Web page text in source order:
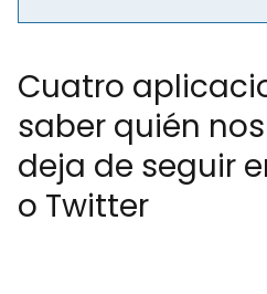
Cuatro
saber quién
deja de seguir
o Twitter